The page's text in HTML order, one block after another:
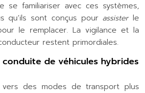
se familiariser avec ces systèmes,
qu’ils sont conçus pour assisterle
le remplacer. La vigilance et la
restent primordiales.
de véhicules hybrides
vers des modes de transport plus